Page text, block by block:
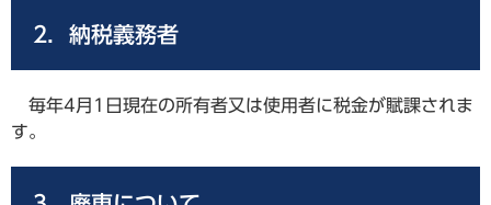
2．納税義務者
毎年4月1日現在の所有者又は使用者に税金が賦課されま
す。